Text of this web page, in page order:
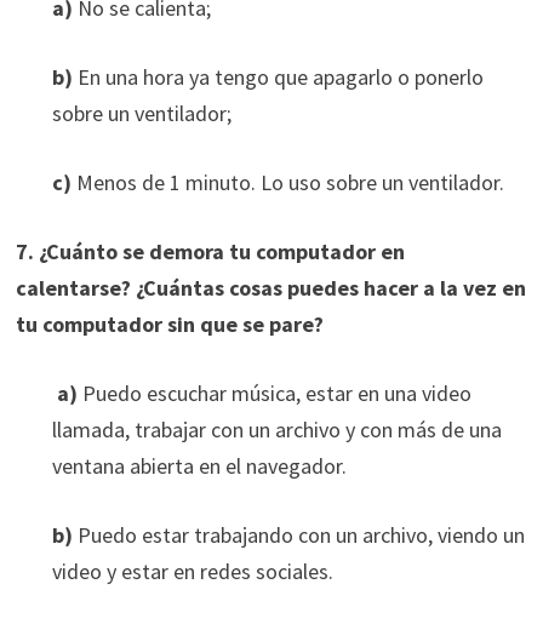
a) No se calienta;
b) En una hora ya tengo que apagarlo o ponerlo
sobre un ventilador;
c) Menos de 1 minuto. Lo uso sobre un ventilador.
7. ¿Cuánto se demora tu computador en
calentarse? ¿Cuántas cosas puedes hacer a la vez en
tu computador sin que se pare?
a) Puedo escuchar música, estar en una video
llamada, trabajar con un archivo y con más de una
ventana abierta en el navegador.
b) Puedo estar trabajando con un archivo, viendo un
video y estar en redes sociales.